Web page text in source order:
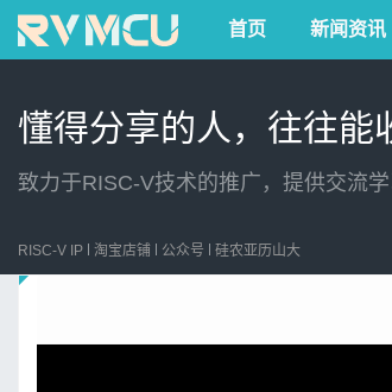
首页 新闻资讯
懂得分享的人，往往能
致力于RISC-V技术的推广，提供交流
RISC-V IP 淘宝店铺 公众号 硅农亚历山大